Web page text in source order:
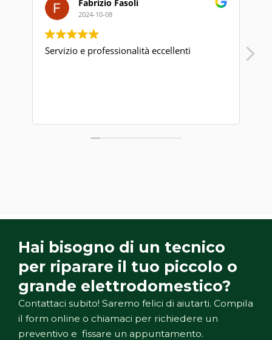
Fabrizio Fasoli
2024-10-08
Servizio e professionalità eccellenti
Hai bisogno di un tecnico
per riparare il tuo piccolo o
grande elettrodomestico?
Contattaci subito! Saremo felici di aiutarti. Compila
il form online o chiamaci per richiedere un
preventivo e fissare un appuntamento.